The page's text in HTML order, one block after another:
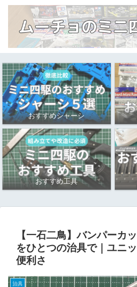
おすすめシャーシ
おすすめ工具
【一石二鳥】バンパーカ
をひとつの治具で｜ユニ
便利さ
治具